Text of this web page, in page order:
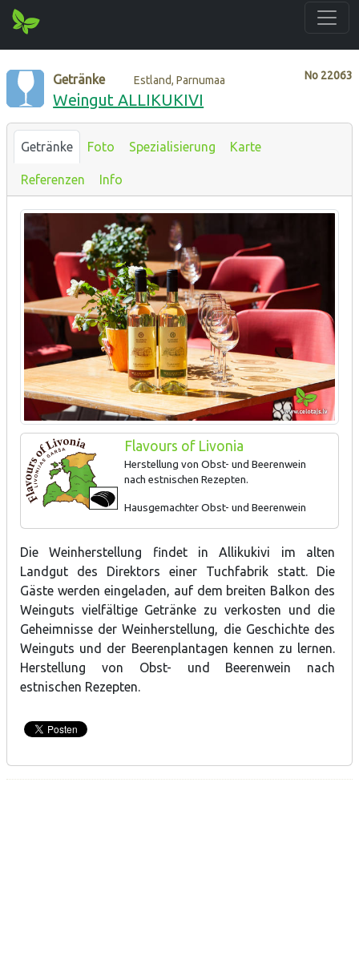
No 22063
Getränke Estland, Parnumaa
Weingut ALLIKUKIVI
Getränke Foto Spezialisierung Karte
Referenzen Info
Flavours of Livonia
Herstellung von Obst- und Beerenwein
nach estnischen Rezepten.
Hausgemachter Obst- und Beerenwein
Die Weinherstellung findet in Allikukivi im alten
Landgut des Direktors einer Tuchfabrik statt. Die
Gäste werden eingeladen, auf dem breiten Balkon des
Weinguts vielfältige Getränke zu verkosten und die
Geheimnisse der Weinherstellung, die Geschichte des
Weinguts und der Beerenplantagen kennen zu lernen.
Herstellung von Obst- und Beerenwein nach
estnischen Rezepten.